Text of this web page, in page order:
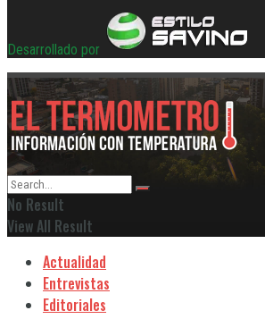
Desarrollado por
No Result
View All Result
Actualidad
Entrevistas
Editoriales